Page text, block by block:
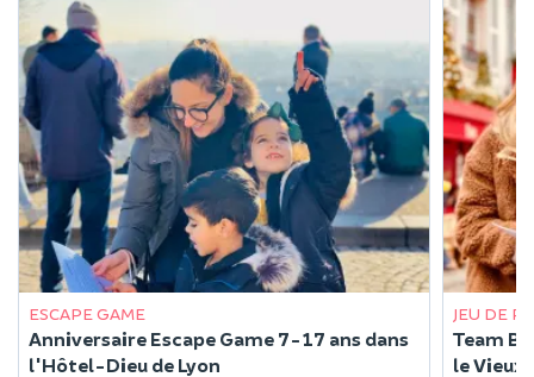
ESCAPE GAME
Anniversaire Escape Game 7-17 ans dans
l'Hôtel-Dieu de Lyon
JEU DE
Team
le